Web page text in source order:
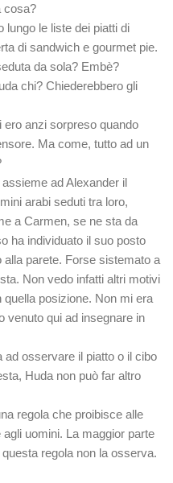
cosa?
lungo le liste dei piatti di
di sandwich e gourmet pie.
da sola? Embè?
chi? Chiederebbero gli
ero anzi sorpreso quando
Ma come, tutto ad un
ad Alexander il
arabi seduti tra loro,
a Carmen, se ne sta da
ha individuato il suo posto
alla parete. Forse sistemato a
Non vedo infatti altri motivi
posizione. Non mi era
venuto qui ad insegnare in
ad osservare il piatto o il cibo
Huda non può far altro
regola che proibisce alle
uomini. La maggior parte
regola non la osserva.